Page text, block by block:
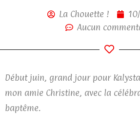
La Chouette !
Aucun
Début juin, grand jour pour
mon amie Christine, avec la
baptême.